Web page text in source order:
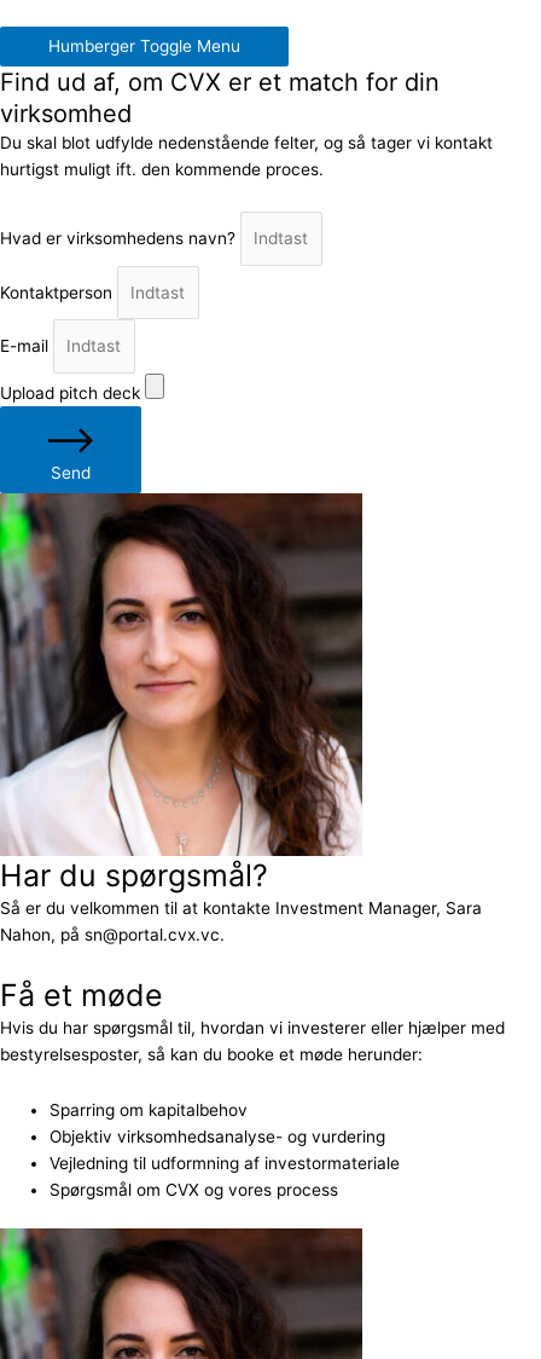
Humberger Toggle Menu
Find ud af, om CVX er et match for din
virksomhed
Du skal blot udfylde nedenstående felter, og så tager vi kontakt
hurtigst muligt ift. den kommende proces.
Hvad er virksomhedens navn?
Kontaktperson
E-mail
Upload pitch deck
Send
Har du spørgsmål?
Så er du velkommen til at kontakte Investment Manager, Sara
Nahon, på sn@portal.cvx.vc.
Få et møde
Hvis du har spørgsmål til, hvordan vi investerer eller hjælper med
bestyrelsesposter, så kan du booke et møde herunder:
Sparring om kapitalbehov
Objektiv virksomhedsanalyse- og vurdering
Vejledning til udformning af investormateriale
Spørgsmål om CVX og vores process